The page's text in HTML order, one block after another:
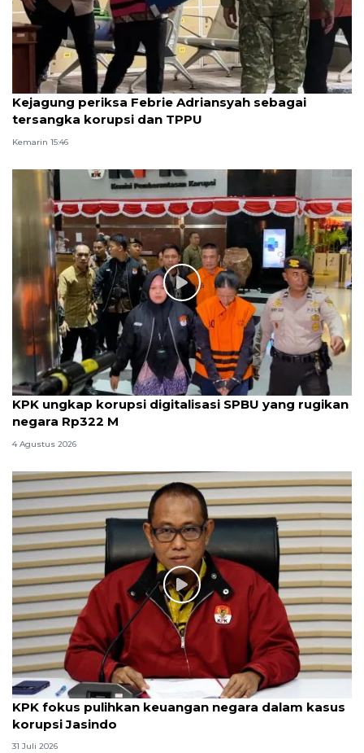
Kejagung periksa Febrie Adriansyah sebagai
tersangka korupsi dan TPPU
Kemarin 15:46
KPK ungkap korupsi digitalisasi SPBU yang rugikan
negara Rp322 M
4 Agustus 2026
KPK fokus pulihkan keuangan negara dalam kasus
korupsi Jasindo
31 Juli 2026